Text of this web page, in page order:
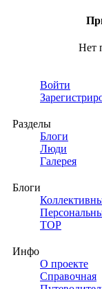
Нет
Войти
Разделы
Блоги
Люди
Галерея
Блоги
TOP
Инфо
О проекте
Справочная